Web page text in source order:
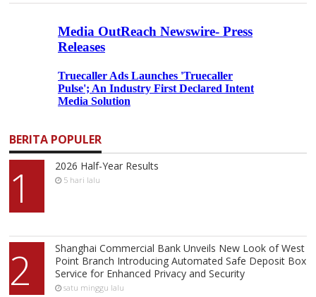
BERITA POPULER
1 2026 Half-Year Results
5 hari lalu
2
Shanghai Commercial Bank Unveils New Look of West
Point Branch Introducing Automated Safe Deposit Box
Service for Enhanced Privacy and Security
satu minggu lalu